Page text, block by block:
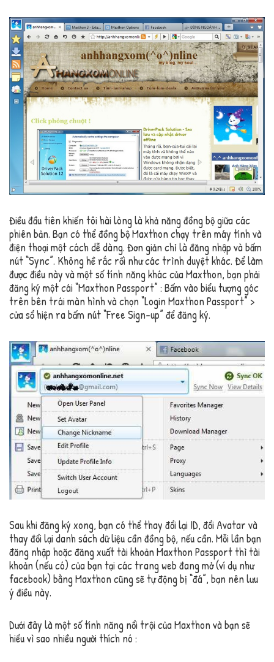
Điều đầu tiên khiến tôi hài lòng là khả năng đồng bộ giữa các
phiên bản. Bạn có thể đồng bộ Maxthon chạy trên máy tính và
điện thoại một cách dễ dàng. Đơn giản chỉ là đăng nhập và bấm
nút “Sync”. Không hề rắc rối như các trình duyệt khác. Để làm
được điều này và một số tính năng khác của Maxthon, bạn phải
đăng ký một cái “Maxthon Passport” : Bấm vào biểu tượng góc
trên bên trái màn hình và chọn “Login Maxthon Passport” >
cửa sổ hiện ra bấm nút “Free Sign-up” để đăng ký.
Sau khi đăng ký xong, bạn có thể thay đổi lại ID, đổi Avatar và
thay đổi lại danh sách dữ liệu cần đồng bộ, nếu cần. Mỗi lần bạn
đăng nhập hoặc đăng xuất tài khoản Maxthon Passport thì tài
khoản (nếu có) của bạn tại các trang web đang mở (ví dụ như
facebook) bằng Maxthon cũng sẽ tự động bị “đá”, bạn nên lưu
ý điều này.
Dưới đây là một số tính năng nổi trội của Maxthon và bạn sẽ
hiểu vì sao nhiều người thích nó :